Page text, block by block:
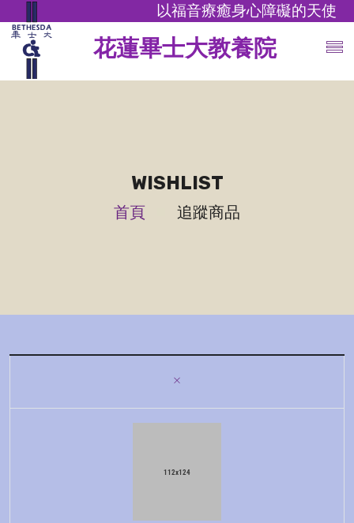
以福音療癒身心障礙的天使
花蓮畢士大教養院
WISHLIST
首頁 追蹤商品